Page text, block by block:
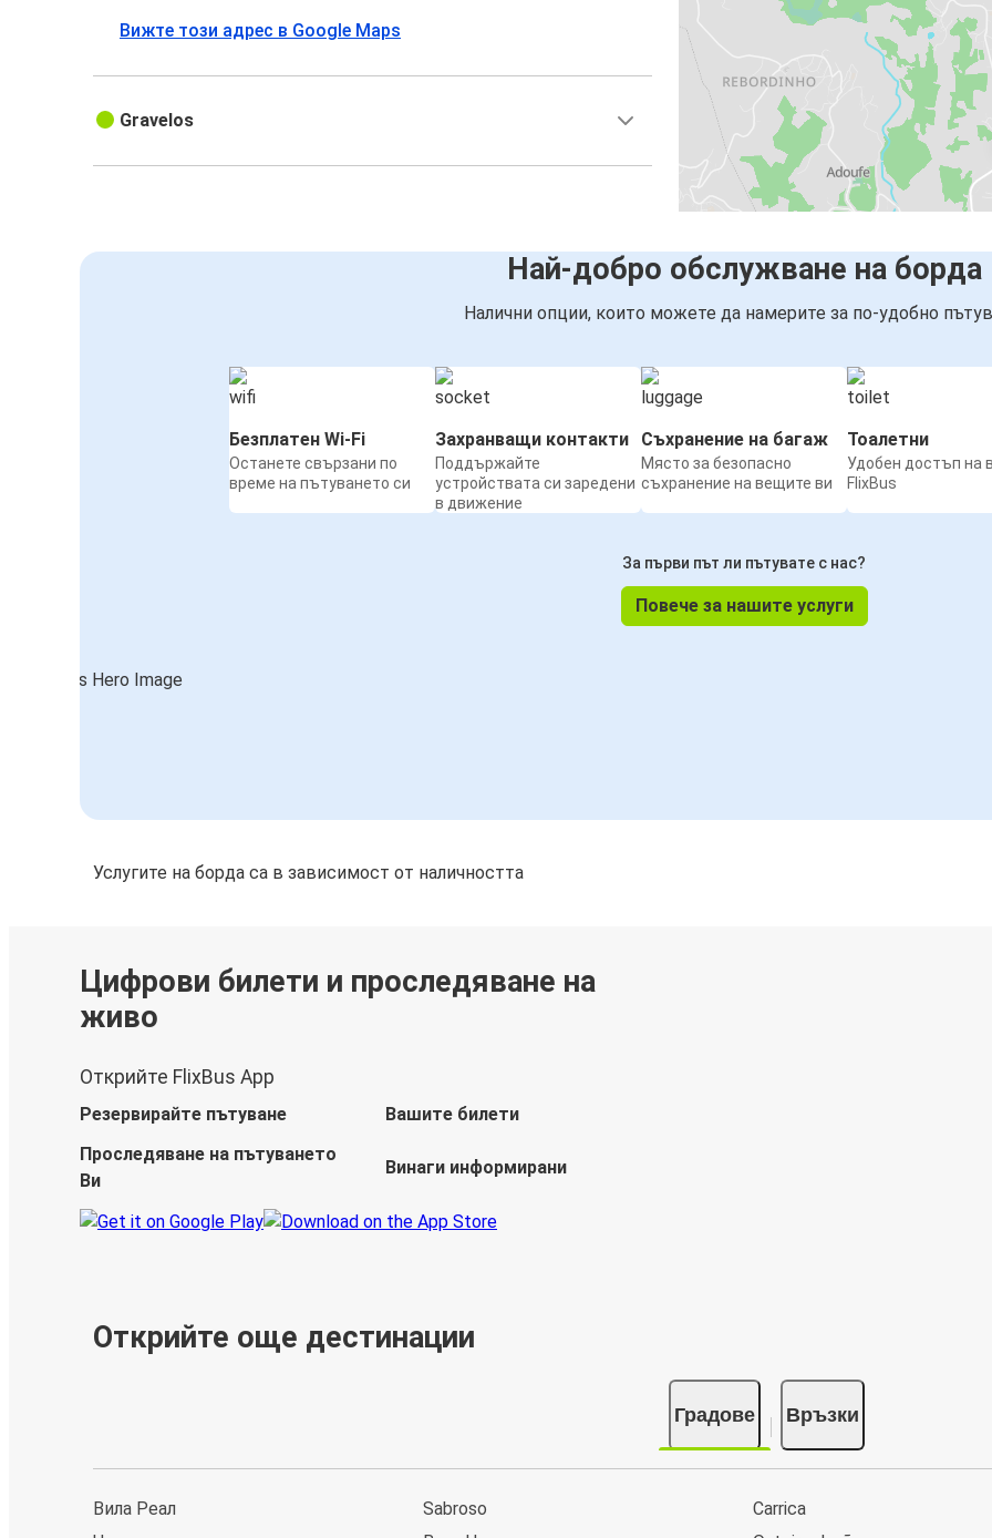
Вижте този адрес в Google Maps
Gravelos
Най-добро обслужване на борда
Налични опции, които можете да намерите за по-удобно
Безплатен Wi-Fi
Останете свързани по
време на пътуването си
Захранващи контакти
Поддържайте
устройствата си заредени
в движение
Съхранение на багаж
Място за безопасно
съхранение на вещите ви
Тоалетни
Удобен достъп на
FlixBus
За първи път ли пътувате с нас?
Повече за нашите услуги
Услугите на борда са в зависимост от наличността
Цифрови билети и проследяване на
живо
Открийте FlixBus App
Резервирайте пътуване
Вашите билети
Проследяване на пътуването
Ви
Винаги информирани
Открийте още дестинации
Градове Връзки
Вила Реал
Sabroso
Carrica